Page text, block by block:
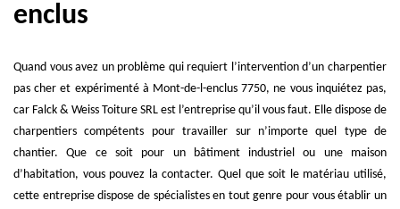
enclus
Quand vous avez un problème qui requiert l’intervention d’un charpentier
pas cher et expérimenté à Mont-de-l-enclus 7750, ne vous inquiétez pas,
car Falck & Weiss Toiture SRL est l’entreprise qu’il vous faut. Elle dispose de
charpentiers compétents pour travailler sur n’importe quel type de
chantier. Que ce soit pour un bâtiment industriel ou une maison
d’habitation, vous pouvez la contacter. Quel que soit le matériau utilisé,
cette entreprise dispose de spécialistes en tout genre pour vous établir un